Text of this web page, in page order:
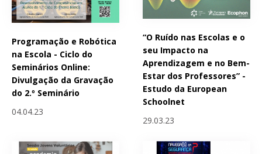
Programação e Robótica
na Escola - Ciclo do
Seminários Online:
Divulgação da Gravação
do 2.º Seminário
04.04.23
“O Ruído nas Escolas e o
seu Impacto na
Aprendizagem e no Bem-
Estar dos Professores” -
Estudo da European
Schoolnet
29.03.23